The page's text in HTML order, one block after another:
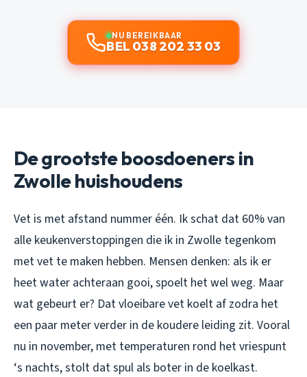
NU BEREIKBAAR
BEL 038 202 33 03
De grootste boosdoeners in
Zwolle huishoudens
Vet is met afstand nummer één. Ik schat dat 60% van
alle keukenverstoppingen die ik in Zwolle tegenkom
met vet te maken hebben. Mensen denken: als ik er
heet water achteraan gooi, spoelt het wel weg. Maar
wat gebeurt er? Dat vloeibare vet koelt af zodra het
een paar meter verder in de koudere leiding zit. Vooral
nu in november, met temperaturen rond het vriespunt
‘s nachts, stolt dat spul als boter in de koelkast.